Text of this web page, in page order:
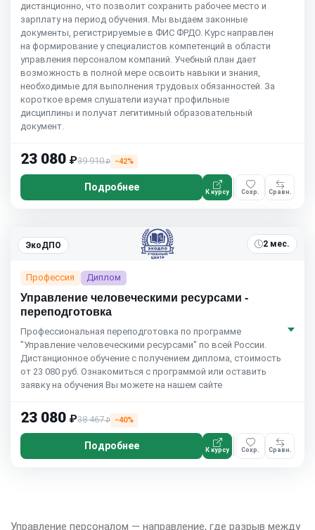
дистанционно, что позволит сохранить рабочее место и
зарплату на период обучения. Мы выдаем законные
документы, регистрируемые в ФИС ФРДО. Курс направлен
на формирование у специалистов компетенций в области
управления персоналом компаний. Учебный план дает
возможность в полной мере освоить навыки и знания,
необходимые для выполнения трудовых обязанностей. За
короткое время слушатели изучат профильные
дисциплины и получат легитимный образовательный
документ.
23 080 ₽39 910₽ −42%
Подробнее К курсу Сохр. Сравн.
ЭкоДПО 2 мес.
Профессия Диплом
Управление человеческими ресурсами -
переподготовка
Профессиональная переподготовка по программе
"Управление человеческими ресурсами" по всей России.
Дистанционное обучение с получением диплома, стоимость
от 23 080 руб. Ознакомиться с программой или оставить
заявку на обучения Вы можете на нашем сайте
23 080 ₽38 467₽ −40%
Подробнее К курсу Сохр. Сравн.
Управление персоналом — направление, где разрыв между